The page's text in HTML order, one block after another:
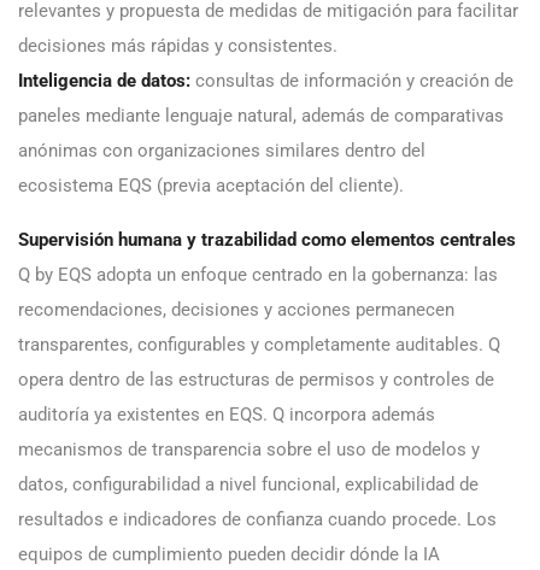
relevantes y propuesta de medidas de mitigación para facilitar
decisiones más rápidas y consistentes.
Inteligencia de datos: consultas de información y creación de
paneles mediante lenguaje natural, además de comparativas
anónimas con organizaciones similares dentro del
ecosistema EQS (previa aceptación del cliente).
Supervisión humana y trazabilidad como elementos centrales
Q by EQS adopta un enfoque centrado en la gobernanza: las
recomendaciones, decisiones y acciones permanecen
transparentes, configurables y completamente auditables. Q
opera dentro de las estructuras de permisos y controles de
auditoría ya existentes en EQS. Q incorpora además
mecanismos de transparencia sobre el uso de modelos y
datos, configurabilidad a nivel funcional, explicabilidad de
resultados e indicadores de confianza cuando procede. Los
equipos de cumplimiento pueden decidir dónde la IA